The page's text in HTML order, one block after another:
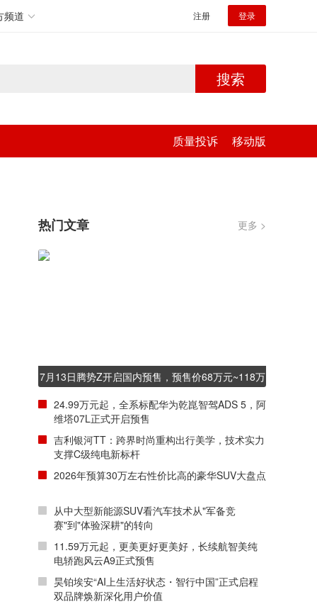
频道 注册 登录
搜索
质量投诉 移动版
热门文章 更多 >
7月13日腾势Z开启国内预售，预售价68万元~118万
元
24.99万元起，全系标配华为乾崑智驾ADS 5，阿
维塔07L正式开启预售
吉利银河TT：跨界时尚重构出行美学，技术实力
支撑C级纯电新标杆
2026年预算30万左右性价比高的豪华SUV大盘点
从中大型新能源SUV看汽车技术从"军备竞
赛"到"体验深耕"的转向
11.59万元起，更美更好更美好，长续航智美纯
电轿跑风云A9正式预售
昊铂埃安“AI上生活好状态・智行中国”正式启程
双品牌焕新深化用户价值